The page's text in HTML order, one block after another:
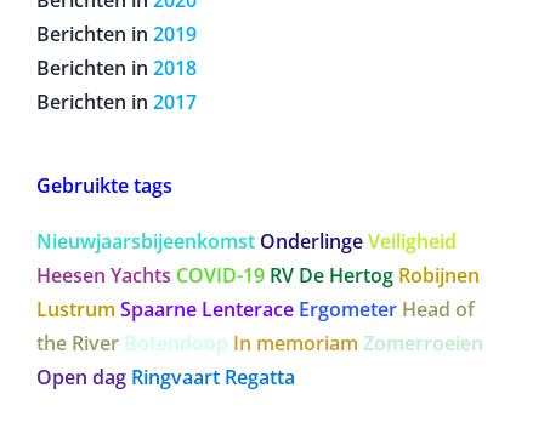
Berichten in 2019
Berichten in 2018
Berichten in 2017
Gebruikte tags
Nieuwjaarsbijeenkomst OnderlingeVeiligheid
Heesen Yachts COVID-19 RV De Hertog Robijnen
Lustrum Spaarne Lenterace Ergometer Head of
the River Botendoop In memoriam Zomerroeien
Open dag Ringvaart Regatta